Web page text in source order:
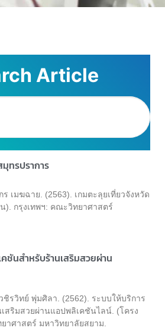
Article
ทรปราการ
เมฆฉาย. (2563). เกมตะลุยเที่ยวจังหวัด
). กรุงเทพฯ: คณะวิทยาศาสตร์
ชันสำหรับร้านเสริมสวยผ่าน
รวิทย์ พุ่มศิลา. (2562). ระบบให้บริการ
สริมสวยผ่านแอปพลิเคชันไลน์. (โครง
าศาสตร์ มหาวิทยาลัยสยาม.